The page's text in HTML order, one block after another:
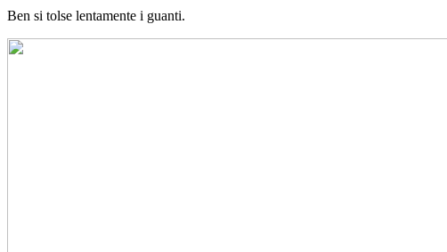
Ben si tolse lentamente i guanti.